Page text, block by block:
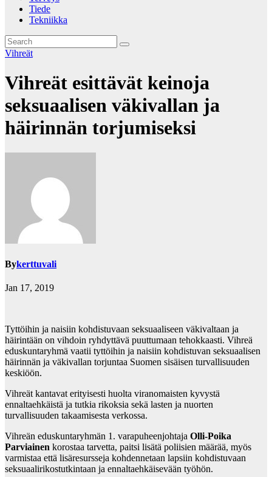
Tiede
Tekniikka
Vihreät
Vihreät esittävät keinoja
seksuaalisen väkivallan ja
häirinnän torjumiseksi
Bykerttuvali
Jan 17, 2019
Tyttöihin ja naisiin kohdistuvaan seksuaaliseen väkivaltaan ja
häirintään on vihdoin ryhdyttävä puuttumaan tehokkaasti. Vihreä
eduskuntaryhmä vaatii tyttöihin ja naisiin kohdistuvan seksuaalisen
häirinnän ja väkivallan torjuntaa Suomen sisäisen turvallisuuden
keskiöön.
Vihreät kantavat erityisesti huolta viranomaisten kyvystä
ennaltaehkäistä ja tutkia rikoksia sekä lasten ja nuorten
turvallisuuden takaamisesta verkossa.
Vihreän eduskuntaryhmän 1. varapuheenjohtaja Olli-Poika
Parviainen korostaa tarvetta, paitsi lisätä poliisien määrää, myös
varmistaa että lisäresursseja kohdennetaan lapsiin kohdistuvaan
seksuaalirikostutkintaan ja ennaltaehkäisevään työhön.